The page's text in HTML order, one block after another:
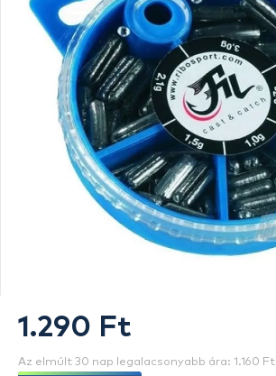
1.290 Ft
Az elmúlt 30 nap legalacsonyabb ára: 1.160 Ft